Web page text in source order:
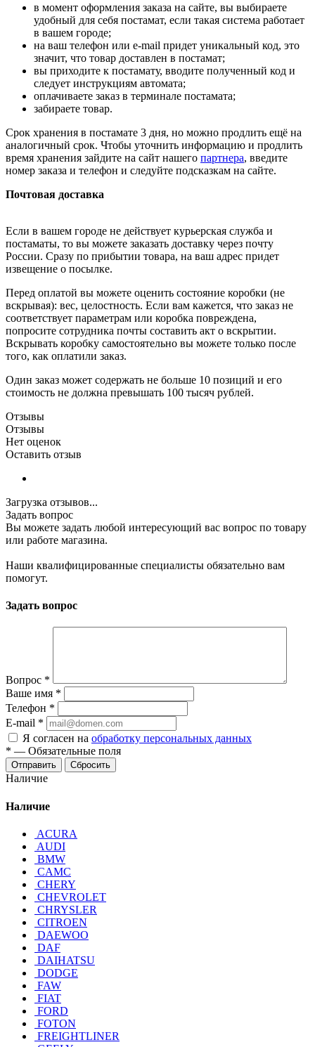
в момент оформления заказа на сайте, вы выбираете
удобный для себя постамат, если такая система работает
в вашем городе;
на ваш телефон или e-mail придет уникальный код, это
значит, что товар доставлен в постамат;
вы приходите к постамату, вводите полученный код и
следует инструкциям автомата;
оплачиваете заказ в терминале постамата;
забираете товар.
Срок хранения в постамате 3 дня, но можно продлить ещё на
аналогичный срок. Чтобы уточнить информацию и продлить
время хранения зайдите на сайт нашего партнера, введите
номер заказа и телефон и следуйте подсказкам на сайте.
Почтовая доставка
Если в вашем городе не действует курьерская служба и
постаматы, то вы можете заказать доставку через почту
России. Сразу по прибытии товара, на ваш адрес придет
извещение о посылке.
Перед оплатой вы можете оценить состояние коробки (не
вскрывая): вес, целостность. Если вам кажется, что заказ не
соответствует параметрам или коробка повреждена,
попросите сотрудника почты составить акт о вскрытии.
Вскрывать коробку самостоятельно вы можете только после
того, как оплатили заказ.
Один заказ может содержать не больше 10 позиций и его
стоимость не должна превышать 100 тысяч рублей.
Отзывы
Отзывы
Нет оценок
Оставить отзыв
Загрузка отзывов...
Задать вопрос
Вы можете задать любой интересующий вас вопрос по товару
или работе магазина.
Наши квалифицированные специалисты обязательно вам
помогут.
Задать вопрос
Вопрос *
Ваше имя *
Телефон *
E-mail *
Я согласен на обработку персональных данных
* — Обязательные поля
Отправить Сбросить
Наличие
Наличие
ACURA
AUDI
BMW
CAMC
CHERY
CHEVROLET
CHRYSLER
CITROEN
DAEWOO
DAF
DAIHATSU
DODGE
FAW
FIAT
FORD
FOTON
FREIGHTLINER